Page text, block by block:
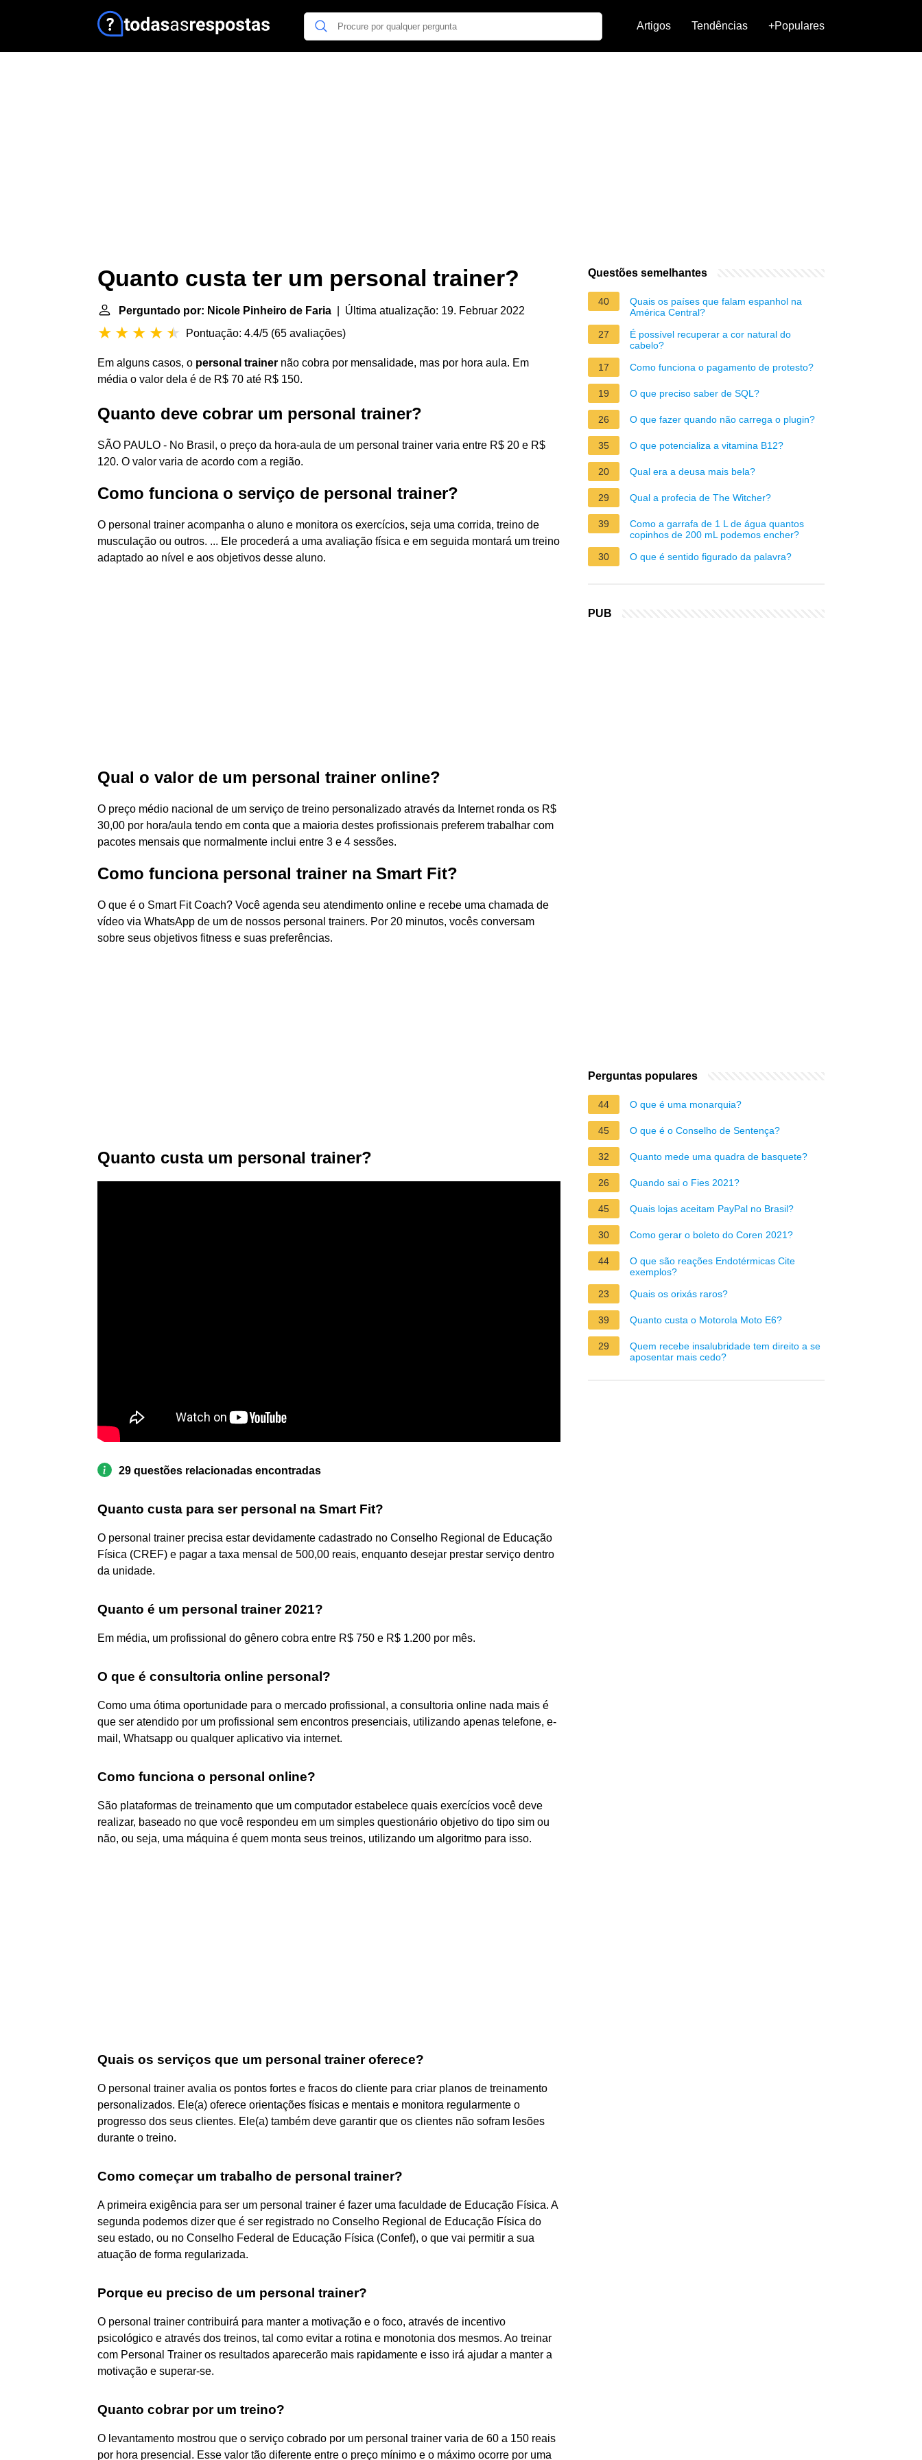
Artigos Tendências +Populares
Quanto custa ter um personal trainer?
Perguntado por: Nicole Pinheiro de Faria | Última atualização: 19. Februar 2022
Pontuação: 4.4/5 (65 avaliações)
Em alguns casos, o personal trainer não cobra por mensalidade, mas por hora aula. Em
média o valor dela é de R$ 70 até R$ 150.
Quanto deve cobrar um personal trainer?
SÃO PAULO - No Brasil, o preço da hora-aula de um personal trainer varia entre R$ 20 e R$
120. O valor varia de acordo com a região.
Como funciona o serviço de personal trainer?
O personal trainer acompanha o aluno e monitora os exercícios, seja uma corrida, treino de
musculação ou outros. ... Ele procederá a uma avaliação física e em seguida montará um treino
adaptado ao nível e aos objetivos desse aluno.
Qual o valor de um personal trainer online?
O preço médio nacional de um serviço de treino personalizado através da Internet ronda os R$
30,00 por hora/aula tendo em conta que a maioria destes profissionais preferem trabalhar com
pacotes mensais que normalmente inclui entre 3 e 4 sessões.
Como funciona personal trainer na Smart Fit?
O que é o Smart Fit Coach? Você agenda seu atendimento online e recebe uma chamada de
vídeo via WhatsApp de um de nossos personal trainers. Por 20 minutos, vocês conversam
sobre seus objetivos fitness e suas preferências.
Quanto custa um personal trainer?
29 questões relacionadas encontradas
Quanto custa para ser personal na Smart Fit?
O personal trainer precisa estar devidamente cadastrado no Conselho Regional de Educação
Física (CREF) e pagar a taxa mensal de 500,00 reais, enquanto desejar prestar serviço dentro
da unidade.
Quanto é um personal trainer 2021?
Em média, um profissional do gênero cobra entre R$ 750 e R$ 1.200 por mês.
O que é consultoria online personal?
Como uma ótima oportunidade para o mercado profissional, a consultoria online nada mais é
que ser atendido por um profissional sem encontros presenciais, utilizando apenas telefone, e-
mail, Whatsapp ou qualquer aplicativo via internet.
Como funciona o personal online?
São plataformas de treinamento que um computador estabelece quais exercícios você deve
realizar, baseado no que você respondeu em um simples questionário objetivo do tipo sim ou
não, ou seja, uma máquina é quem monta seus treinos, utilizando um algoritmo para isso.
Quais os serviços que um personal trainer oferece?
O personal trainer avalia os pontos fortes e fracos do cliente para criar planos de treinamento
personalizados. Ele(a) oferece orientações físicas e mentais e monitora regularmente o
progresso dos seus clientes. Ele(a) também deve garantir que os clientes não sofram lesões
durante o treino.
Como começar um trabalho de personal trainer?
A primeira exigência para ser um personal trainer é fazer uma faculdade de Educação Física. A
segunda podemos dizer que é ser registrado no Conselho Regional de Educação Física do
seu estado, ou no Conselho Federal de Educação Física (Confef), o que vai permitir a sua
atuação de forma regularizada.
Porque eu preciso de um personal trainer?
O personal trainer contribuirá para manter a motivação e o foco, através de incentivo
psicológico e através dos treinos, tal como evitar a rotina e monotonia dos mesmos. Ao treinar
com Personal Trainer os resultados aparecerão mais rapidamente e isso irá ajudar a manter a
motivação e superar-se.
Quanto cobrar por um treino?
O levantamento mostrou que o serviço cobrado por um personal trainer varia de 60 a 150 reais
por hora presencial. Esse valor tão diferente entre o preço mínimo e o máximo ocorre por uma
Questões semelhantes
40
Quais os países que falam espanhol na
América Central?
27
É possível recuperar a cor natural do
cabelo?
17
Como funciona o pagamento de protesto?
19 O que preciso saber de SQL?
26 O que fazer quando não carrega o plugin?
35 O que potencializa a vitamina B12?
20 Qual era a deusa mais bela?
29 Qual a profecia de The Witcher?
39
Como a garrafa de 1 L de água quantos
copinhos de 200 mL podemos encher?
30
O que é sentido figurado da palavra?
PUB
Perguntas populares
44 O que é uma monarquia?
45 O que é o Conselho de Sentença?
32 Quanto mede uma quadra de basquete?
26 Quando sai o Fies 2021?
45 Quais lojas aceitam PayPal no Brasil?
30 Como gerar o boleto do Coren 2021?
44
O que são reações Endotérmicas Cite
exemplos?
23
Quais os orixás raros?
39 Quanto custa o Motorola Moto E6?
29
Quem recebe insalubridade tem direito a se
aposentar mais cedo?